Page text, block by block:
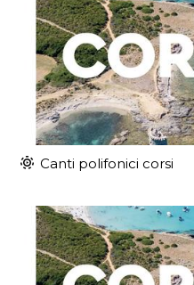
Canti polifonici corsi